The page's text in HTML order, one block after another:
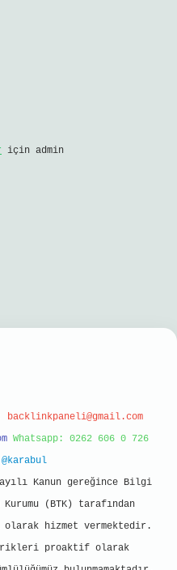
için admin
backlinkpaneli@gmail.com
Whatsapp: 0262 606 0 726
Kanun gereğince Bilgi
(BTK) tarafından
olarak hizmet vermektedir.
proaktif olarak